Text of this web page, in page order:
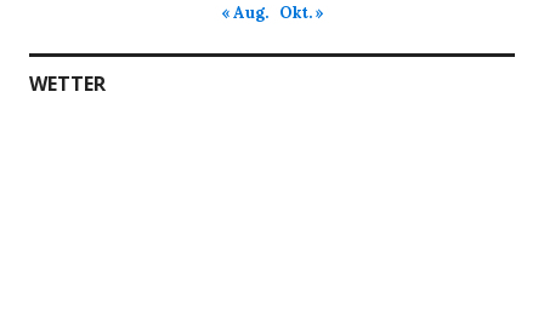
« Aug. Okt. »
WETTER